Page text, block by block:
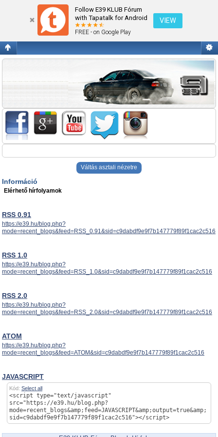
Follow E39 KLUB Fórum
with Tapatalk for Android
FREE - on Google Play
VIEW
Blogok
Váltás asztali nézetre
Információ
Elérhető hírfolyamok
RSS 0.91
https://e39.hu/blog.php?
mode=recent_blogs&feed=RSS_0.91&sid=c9dabdf9e9f7b147779f89f1cac2c516
RSS 1.0
https://e39.hu/blog.php?
mode=recent_blogs&feed=RSS_1.0&sid=c9dabdf9e9f7b147779f89f1cac2c516
RSS 2.0
https://e39.hu/blog.php?
mode=recent_blogs&feed=RSS_2.0&sid=c9dabdf9e9f7b147779f89f1cac2c516
ATOM
https://e39.hu/blog.php?
mode=recent_blogs&feed=ATOM&sid=c9dabdf9e9f7b147779f89f1cac2c516
JAVASCRIPT
Kód: Select all
<script type="text/javascript"
src="https://e39.hu/blog.php?
mode=recent_blogs&amp;feed=JAVASCRIPT&amp;output=true&amp;
sid=c9dabdf9e9f7b147779f89f1cac2c516"></script>